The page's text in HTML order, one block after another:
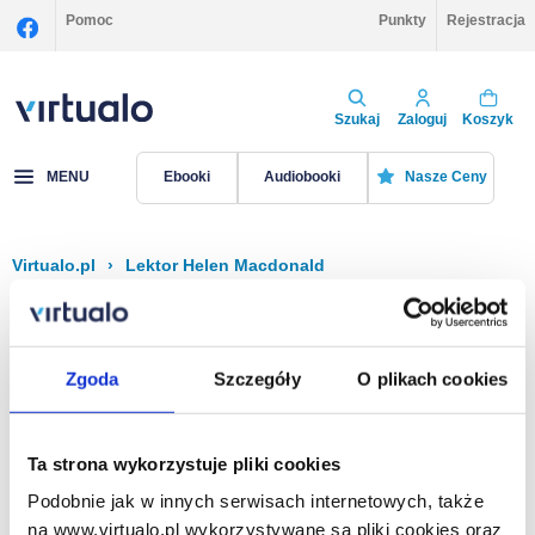
Zgoda Szczegóły O plikach cookies
Ta strona wykorzystuje pliki cookies
Podobnie jak w innych serwisach internetowych, także
na www.virtualo.pl wykorzystywane są pliki cookies oraz
Pomoc Punkty Rejestracja
Szukaj Zaloguj Koszyk
MENU Ebooki Audiobooki Nasze Ceny
Virtualo.pl › Lektor Helen Macdonald
Filtruj Sortuj
Na stronie